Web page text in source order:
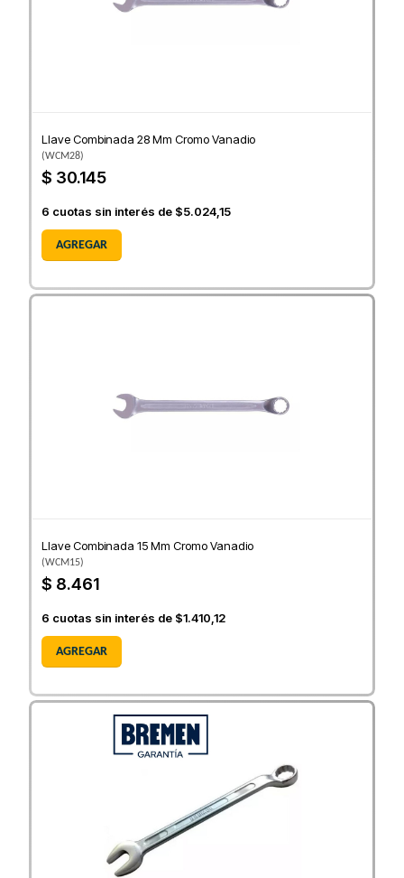
Llave Combinada 28 Mm Cromo Vanadio
(WCM28)
$ 30.145
6 cuotas sin interés de $5.024,15
AGREGAR
Llave Combinada 15 Mm Cromo Vanadio
(WCM15)
$ 8.461
6 cuotas sin interés de $1.410,12
AGREGAR